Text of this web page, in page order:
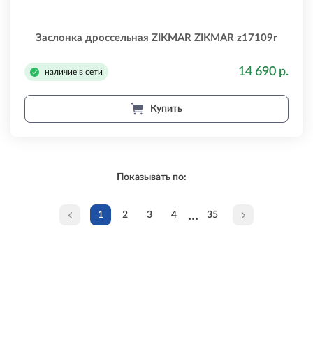
Заслонка дросcельная ZIKMAR ZIKMAR z17109r
наличие в сети 14 690 р.
Купить
Показывать по:
1 2 3 4 ... 35